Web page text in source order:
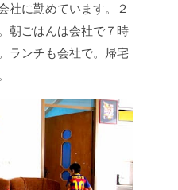
社に勤めています。２
朝ごはんは会社で７時
ランチも会社で。帰宅